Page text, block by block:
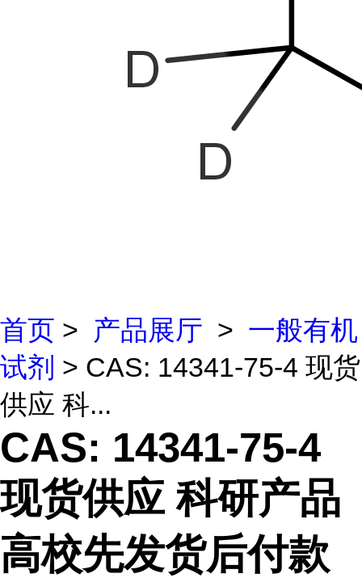
首页 > 产品展厅 > 一般有机
试剂 > CAS: 14341-75-4 现货
供应 科...
CAS: 14341-75-4
现货供应 科研产品
高校先发货后付款